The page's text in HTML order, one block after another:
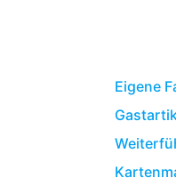
Eigene